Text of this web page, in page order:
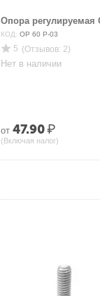
Опора регулируемая
КОД: ОР 60 Р-03
5 (Отзывов: 2)
Нет в наличии
от 47.90₽
(Включая налог)